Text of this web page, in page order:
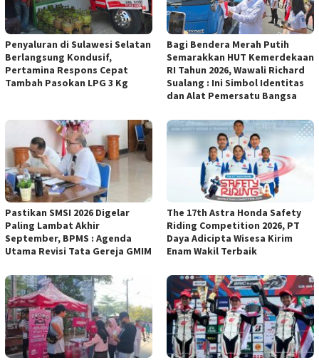
Penyaluran di Sulawesi Selatan
Berlangsung Kondusif,
Pertamina Respons Cepat
Tambah Pasokan LPG 3 Kg
Bagi Bendera Merah Putih
Semarakkan HUT Kemerdekaan
RI Tahun 2026, Wawali Richard
Sualang : Ini Simbol Identitas
dan Alat Pemersatu Bangsa
Pastikan SMSI 2026 Digelar
Paling Lambat Akhir
September, BPMS : Agenda
Utama Revisi Tata Gereja GMIM
The 17th Astra Honda Safety
Riding Competition 2026, PT
Daya Adicipta Wisesa Kirim
Enam Wakil Terbaik